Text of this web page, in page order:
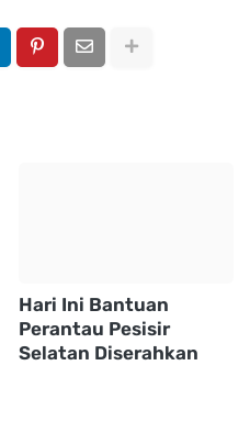
Hari Ini Bantuan
Perantau Pesisir
Selatan Diserahkan